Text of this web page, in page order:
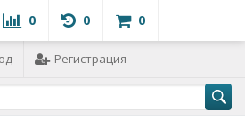
0 0 0
Регистрация